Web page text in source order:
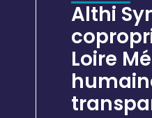
Althi
Loire